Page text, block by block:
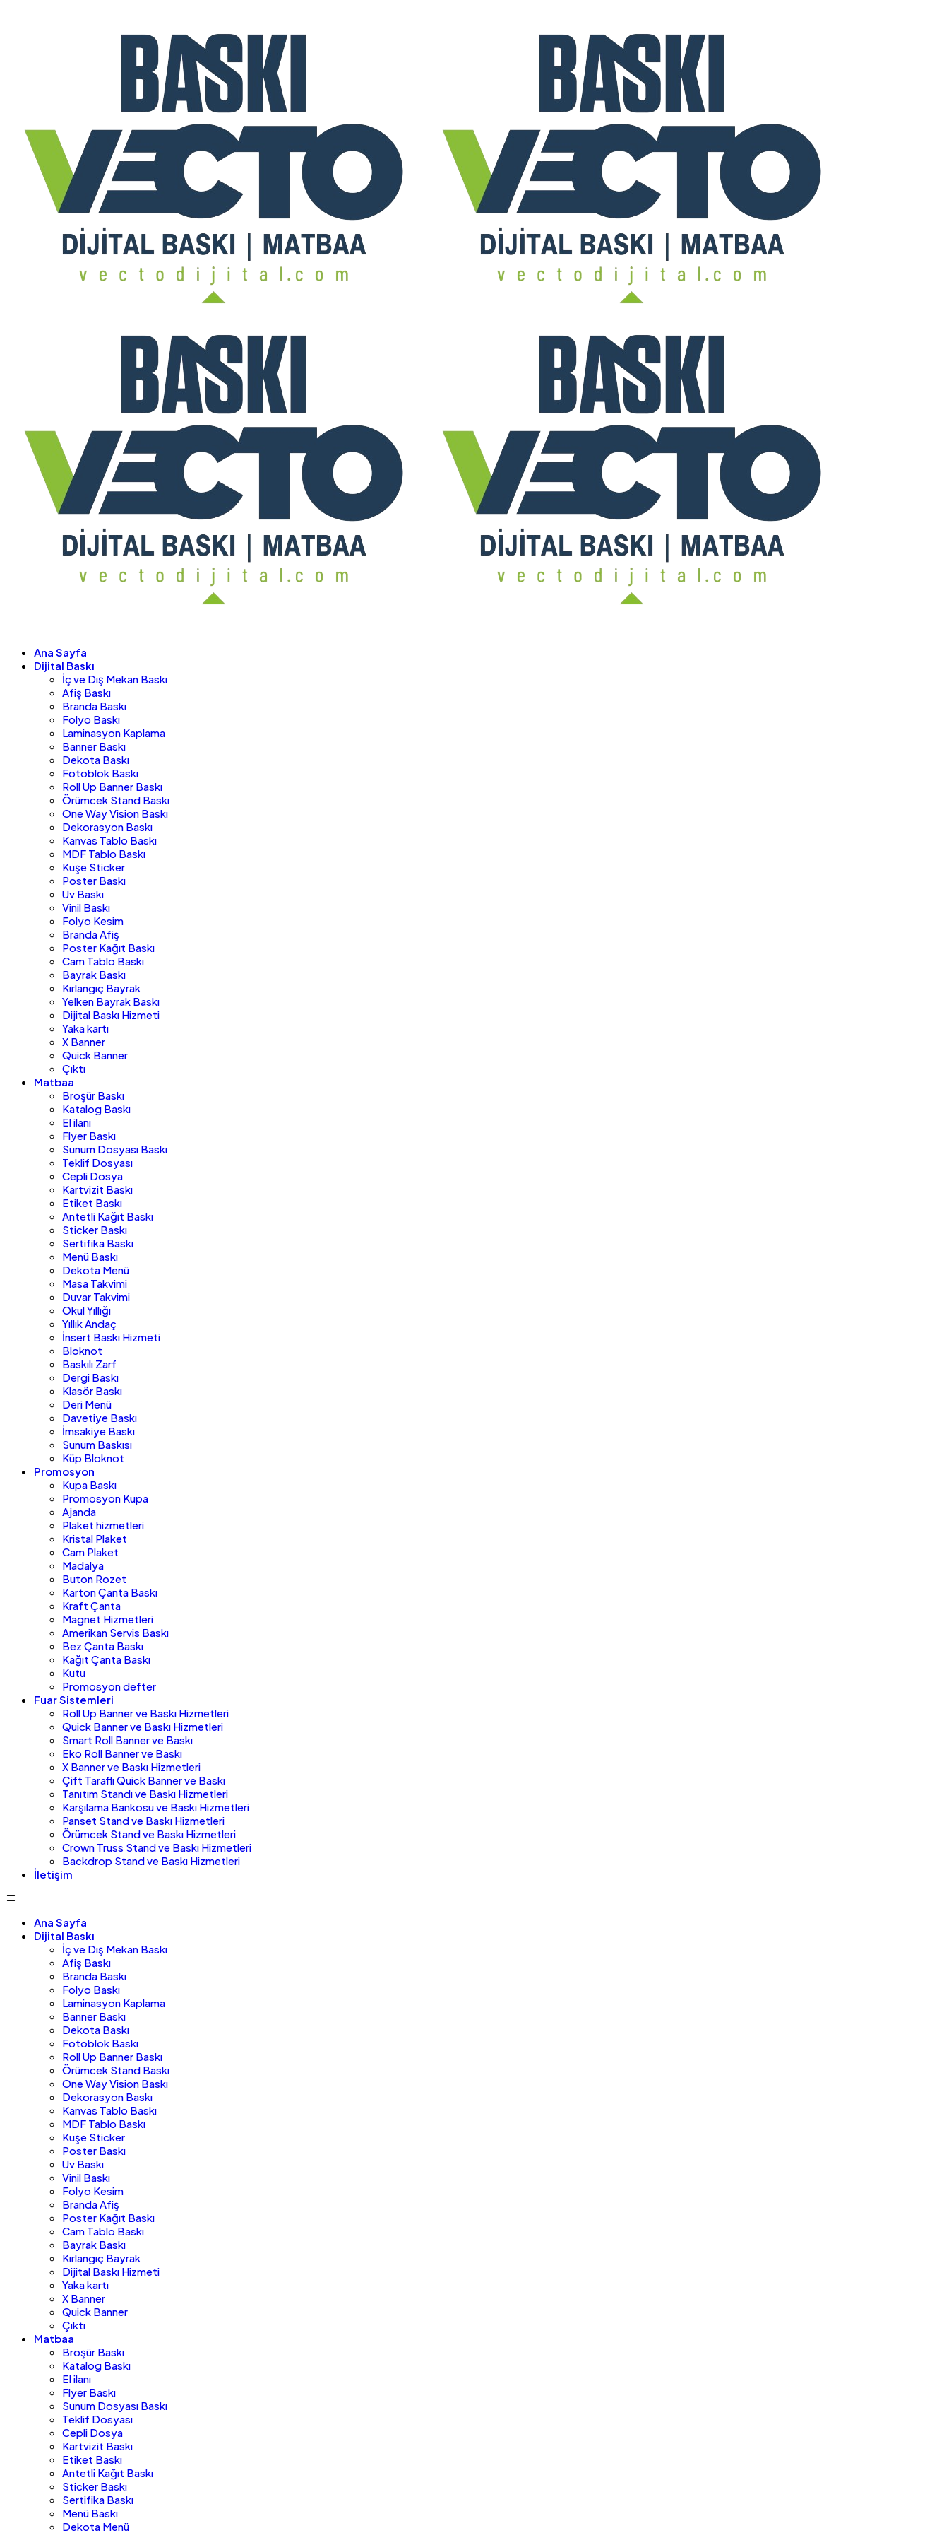
Ana Sayfa
Dijital Baskı
İç ve Dış Mekan Baskı
Afiş Baskı
Branda Baskı
Folyo Baskı
Laminasyon Kaplama
Banner Baskı
Dekota Baskı
Fotoblok Baskı
Roll Up Banner Baskı
Örümcek Stand Baskı
One Way Vision Baskı
Dekorasyon Baskı
Kanvas Tablo Baskı
MDF Tablo Baskı
Kuşe Sticker
Poster Baskı
Uv Baskı
Vinil Baskı
Folyo Kesim
Branda Afiş
Poster Kağıt Baskı
Cam Tablo Baskı
Bayrak Baskı
Kırlangıç Bayrak
Yelken Bayrak Baskı
Dijital Baskı Hizmeti
Yaka kartı
X Banner
Quick Banner
Çıktı
Matbaa
Broşür Baskı
Katalog Baskı
El ilanı
Flyer Baskı
Sunum Dosyası Baskı
Teklif Dosyası
Cepli Dosya
Kartvizit Baskı
Etiket Baskı
Antetli Kağıt Baskı
Sticker Baskı
Sertifika Baskı
Menü Baskı
Dekota Menü
Masa Takvimi
Duvar Takvimi
Okul Yıllığı
Yıllık Andaç
İnsert Baskı Hizmeti
Bloknot
Baskılı Zarf
Dergi Baskı
Klasör Baskı
Deri Menü
Davetiye Baskı
İmsakiye Baskı
Sunum Baskısı
Küp Bloknot
Promosyon
Kupa Baskı
Promosyon Kupa
Ajanda
Plaket hizmetleri
Kristal Plaket
Cam Plaket
Madalya
Buton Rozet
Karton Çanta Baskı
Kraft Çanta
Magnet Hizmetleri
Amerikan Servis Baskı
Bez Çanta Baskı
Kağıt Çanta Baskı
Kutu
Promosyon defter
Fuar Sistemleri
Roll Up Banner ve Baskı Hizmetleri
Quick Banner ve Baskı Hizmetleri
Smart Roll Banner ve Baskı
Eko Roll Banner ve Baskı
X Banner ve Baskı Hizmetleri
Çift Taraflı Quick Banner ve Baskı
Tanıtım Standı ve Baskı Hizmetleri
Karşılama Bankosu ve Baskı Hizmetleri
Panset Stand ve Baskı Hizmetleri
Örümcek Stand ve Baskı Hizmetleri
Crown Truss Stand ve Baskı Hizmetleri
Backdrop Stand ve Baskı Hizmetleri
İletişim
Ana Sayfa
Dijital Baskı
İç ve Dış Mekan Baskı
Afiş Baskı
Branda Baskı
Folyo Baskı
Laminasyon Kaplama
Banner Baskı
Dekota Baskı
Fotoblok Baskı
Roll Up Banner Baskı
Örümcek Stand Baskı
One Way Vision Baskı
Dekorasyon Baskı
Kanvas Tablo Baskı
MDF Tablo Baskı
Kuşe Sticker
Poster Baskı
Uv Baskı
Vinil Baskı
Folyo Kesim
Branda Afiş
Poster Kağıt Baskı
Cam Tablo Baskı
Bayrak Baskı
Kırlangıç Bayrak
Dijital Baskı Hizmeti
Yaka kartı
X Banner
Quick Banner
Çıktı
Matbaa
Broşür Baskı
Katalog Baskı
El ilanı
Flyer Baskı
Sunum Dosyası Baskı
Teklif Dosyası
Cepli Dosya
Kartvizit Baskı
Etiket Baskı
Antetli Kağıt Baskı
Sticker Baskı
Sertifika Baskı
Menü Baskı
Dekota Menü